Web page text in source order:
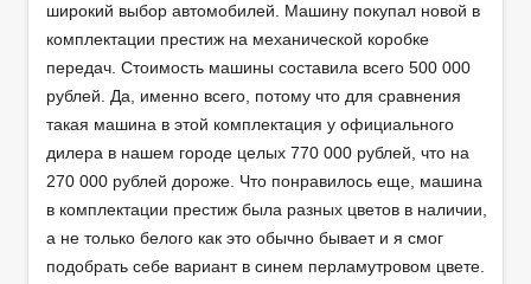
широкий выбор автомобилей. Машину покупал новой в
комплектации престиж на механической коробке
передач. Стоимость машины составила всего 500 000
рублей. Да, именно всего, потому что для сравнения
такая машина в этой комплектация у официального
дилера в нашем городе целых 770 000 рублей, что на
270 000 рублей дороже. Что понравилось еще, машина
в комплектации престиж была разных цветов в наличии,
а не только белого как это обычно бывает и я смог
подобрать себе вариант в синем перламутровом цвете.